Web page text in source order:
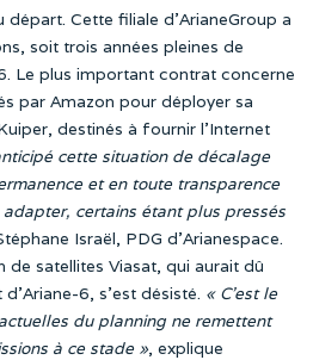
Cette filiale d’ArianeGroup a
soit trois années pleines de
Le plus important contrat concerne
par Amazon pour déployer sa
destinés à fournir l’Internet
cette situation de décalage
et en toute transparence
certains étant plus pressés
Israël, PDG d’Arianespace.
de satellites Viasat, qui aurait dû
6, s’est désisté. « C’est le
du planning ne remettent
à ce stade », explique